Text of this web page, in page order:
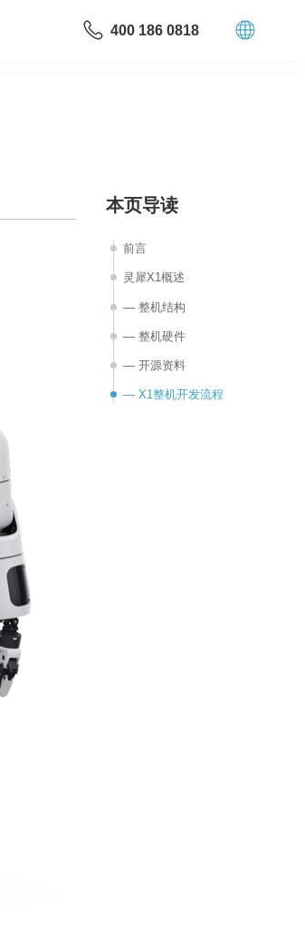
400 186 0818
本页导读
前言
灵犀X1概述
— 整机结构
— 整机硬件
— 开源资料
— X1整机开发流程